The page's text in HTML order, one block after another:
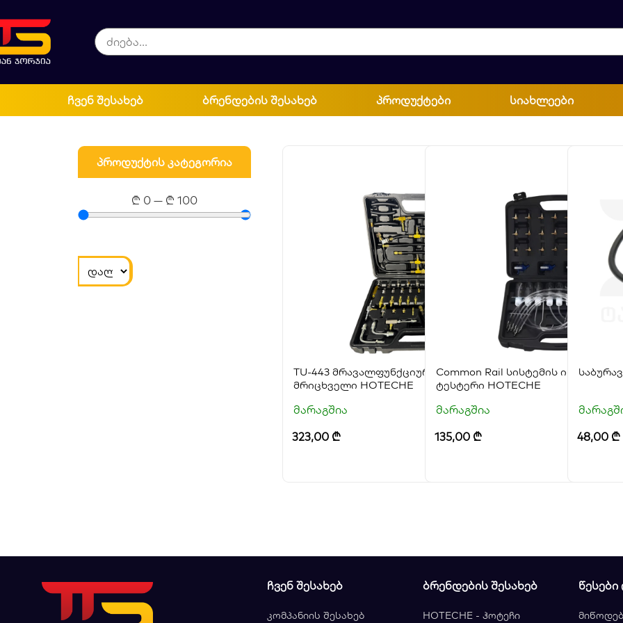
ჩვენ შესახებ ბრენდების შესახებ პროდუქტები სიახლეები
პროდუქტის კატეგორია
₾ 0 — ₾ 100
TU-443 მრავალფუნქციური ზეთის წვის წნევის
მრიცხველი HOTECHE
მარაგშია
323,00 ₾
Common Rail სისტემის
ტესტერი HOTECHE
მარაგშია
135,00 ₾
48,00 ₾
ᲩᲕᲔᲜ ᲨᲔᲡᲐᲮᲔᲑ
კომპანიის შესახებ
ᲑᲠᲔᲜᲓᲔᲑᲘᲡ ᲨᲔᲡᲐᲮᲔᲑ
HOTECHE - ჰოტეჩი